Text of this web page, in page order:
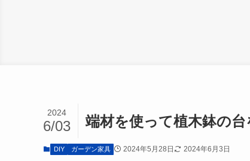
端材を使って植木鉢の
2024
6/03
DIY ガーデン家具 2024年5月28日 2024年6月3日